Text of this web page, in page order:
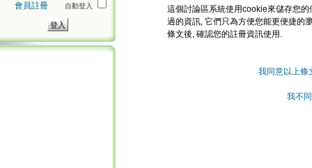
會員註冊 自動登入
這個討論區系統使用cookie來儲存您
過的資訊, 它們只為方便您能更便捷的
條文後, 確認您的註冊資訊使用.
我同意以上條
我不